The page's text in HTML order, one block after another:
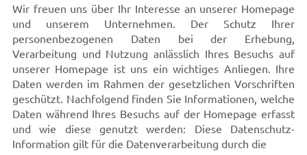
Wir freuen uns über Ihr Interesse an unserer Homepage
und unserem Unternehmen. Der Schutz Ihrer
personenbezogenen Daten bei der Erhebung,
Verarbeitung und Nutzung anlässlich Ihres Besuchs auf
unserer Homepage ist uns ein wichtiges Anliegen. Ihre
Daten werden im Rahmen der gesetzlichen Vorschriften
geschützt. Nachfolgend finden Sie Informationen, welche
Daten während Ihres Besuchs auf der Homepage erfasst
und wie diese genutzt werden: Diese Datenschutz-
Information gilt für die Datenverarbeitung durch die